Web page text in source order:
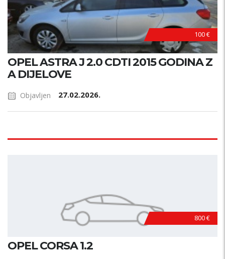
100 €
OPEL ASTRA J 2.0 CDTI 2015 GODINA Z
A DIJELOVE
Objavljen 27.02.2026.
800 €
OPEL CORSA 1.2